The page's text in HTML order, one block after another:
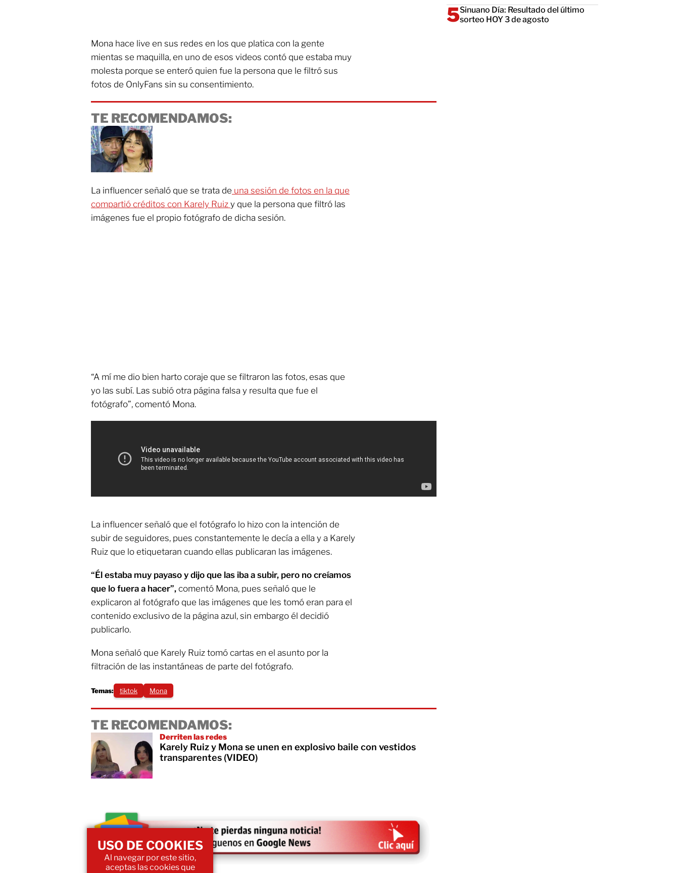
Mona hace live en sus redes en los que platica con la gente
mientas se maquilla, en uno de esos videos contó que estaba muy
molesta porque se enteró quien fue la persona que le filtró sus
fotos de OnlyFans sin su consentimiento.
TE RECOMENDAMOS:
La influencer señaló que se trata de una sesión de fotos en la que
compartió créditos con Karely Ruiz y que la persona que filtró las
imágenes fue el propio fotógrafo de dicha sesión.
“A mí me dio bien harto coraje que se filtraron las fotos, esas que
yo las subí. Las subió otra página falsa y resulta que fue el
fotógrafo”, comentó Mona.
La influencer señaló que el fotógrafo lo hizo con la intención de
subir de seguidores, pues constantemente le decía a ella y a Karely
Ruiz que lo etiquetaran cuando ellas publicaran las imágenes.
“Él estaba muy payaso y dijo que las iba a subir, pero no creíamos
que lo fuera a hacer”, comentó Mona, pues señaló que le
explicaron al fotógrafo que las imágenes que les tomó eran para el
contenido exclusivo de la página azul, sin embargo él decidió
publicarlo.
Mona señaló que Karely Ruiz tomó cartas en el asunto por la
filtración de las instantáneas de parte del fotógrafo.
Temas: tiktok Mona
TE RECOMENDAMOS:
Derriten las redes
Karely Ruiz y Mona se unen en explosivo baile con vestidos
transparentes (VIDEO)
Sinuano Día: Resultado del último
sorteo HOY 3 de agosto
USO DE COOKIES
Al navegar por este sitio,
aceptas las cookies que